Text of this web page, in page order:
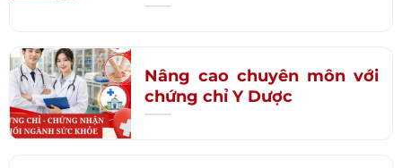
Nâng cao chuyên môn với
chứng chỉ Y Dược